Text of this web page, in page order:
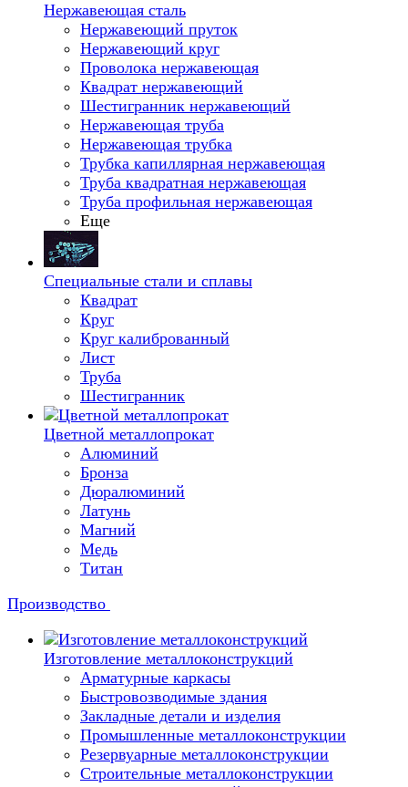
Нержавеющая сталь
Нержавеющий пруток
Нержавеющий круг
Проволока нержавеющая
Квадрат нержавеющий
Шестигранник нержавеющий
Нержавеющая труба
Нержавеющая трубка
Трубка капиллярная нержавеющая
Труба квадратная нержавеющая
Труба профильная нержавеющая
Еще
Специальные стали и сплавы
Квадрат
Круг
Круг калиброванный
Лист
Труба
Шестигранник
Цветной металлопрокат
Алюминий
Бронза
Дюралюминий
Латунь
Магний
Медь
Титан
Производство
Изготовление металлоконструкций
Арматурные каркасы
Быстровозводимые здания
Закладные детали и изделия
Промышленные металлоконструкции
Резервуарные металлоконструкции
Строительные металлоконструкции